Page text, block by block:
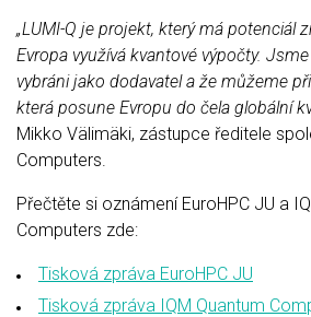
„LUMI-Q je projekt, který má potenciál
Evropa využívá kvantové výpočty.
vybráni jako dodavatel a že můžeme
která posune Evropu do čela globální
Mikko Välimäki, zástupce ředitele
Computers.
Přečtěte si oznámení EuroHPC JU a
Computers zde:
Tisková zpráva EuroHPC JU
Tisková zpráva IQM Quantum